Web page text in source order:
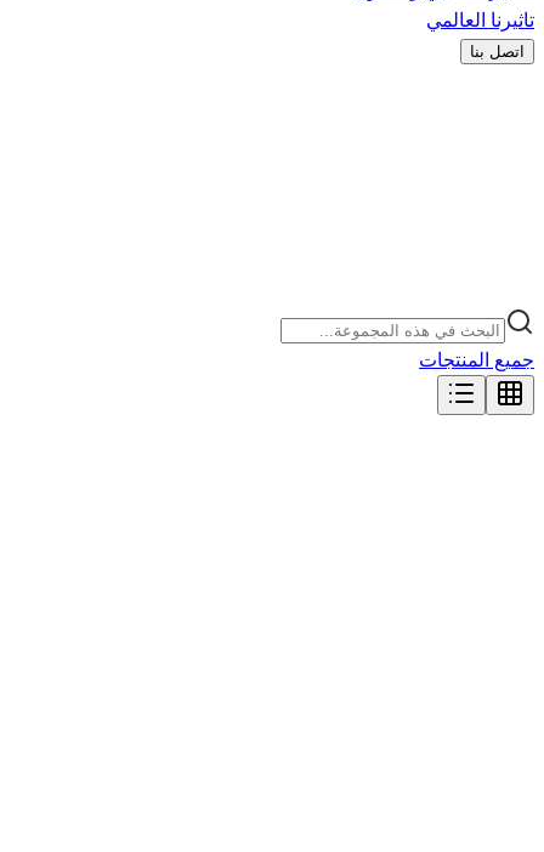
تاثيرنا العالمي
اتصل بنا
جميع المنتجات